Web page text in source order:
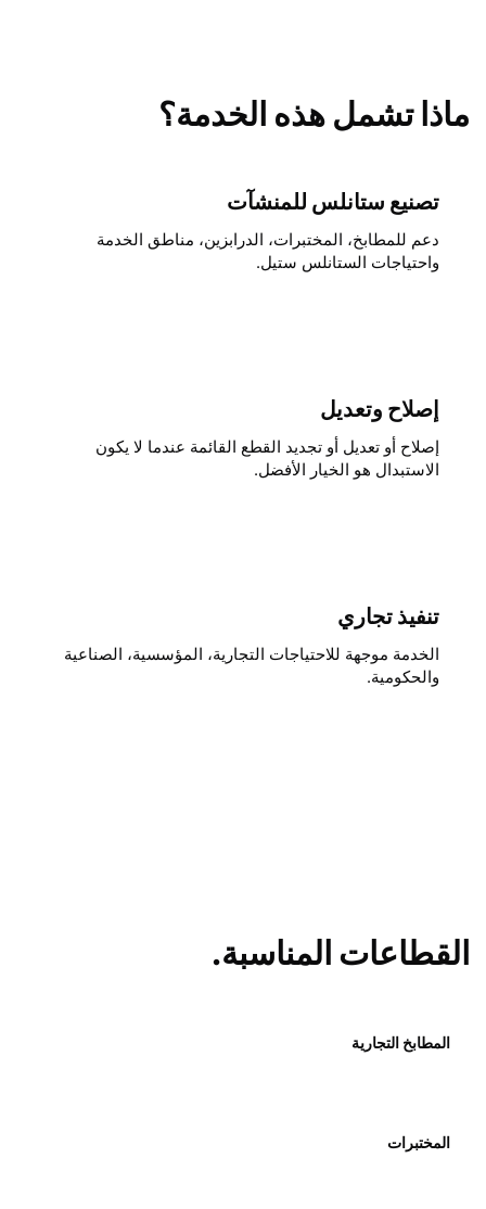
ماذا تشمل هذه الخدمة؟
تصنيع ستانلس للمنشآت
دعم للمطابخ، المختبرات، الدرابزين، مناطق الخدمة
واحتياجات الستانلس ستيل.
إصلاح وتعديل
إصلاح أو تعديل أو تجديد القطع القائمة عندما لا يكون
الاستبدال هو الخيار الأفضل.
تنفيذ تجاري
الخدمة موجهة للاحتياجات التجارية، المؤسسية، الصناعية
والحكومية.
القطاعات المناسبة.
المطابخ التجارية
المختبرات